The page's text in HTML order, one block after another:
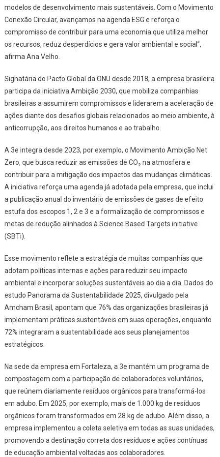
modelos de desenvolvimento mais sustentáveis. Com o Movimento
Conexão Circular, avançamos na agenda ESG e reforça o
compromisso de contribuir para uma economia que utiliza melhor
os recursos, reduz desperdícios e gera valor ambiental e social”,
afirma Ana Velho.
Signatária do Pacto Global da ONU desde 2018, a empresa brasileira
participa da iniciativa Ambição 2030, que mobiliza companhias
brasileiras a assumirem compromissos e liderarem a aceleração de
ações diante dos desafios globais relacionados ao meio ambiente, à
anticorrupção, aos direitos humanos e ao trabalho.
A 3e integra desde 2023, por exemplo, o Movimento Ambição Net
Zero, que busca reduzir as emissões de CO₂ na atmosfera e
contribuir para a mitigação dos impactos das mudanças climáticas.
A iniciativa reforça uma agenda já adotada pela empresa, que inclui
a publicação anual do inventário de emissões de gases de efeito
estufa dos escopos 1, 2 e 3 e a formalização de compromissos e
metas de redução alinhados à Science Based Targets initiative
(SBTi).
Esse movimento reflete a estratégia de muitas companhias que
adotam políticas internas e ações para reduzir seu impacto
ambiental e incorporar soluções sustentáveis ao dia a dia. Dados do
estudo Panorama da Sustentabilidade 2025, divulgado pela
Amcham Brasil, apontam que 76% das organizações brasileiras já
implementam práticas sustentáveis em suas operações, enquanto
72% integraram a sustentabilidade aos seus planejamentos
estratégicos.
Na sede da empresa em Fortaleza, a 3e mantém um programa de
compostagem com a participação de colaboradores voluntários,
que reúnem diariamente resíduos orgânicos para transformá-los
em adubo. Em 2025, por exemplo, mais de 1.000 kg de resíduos
orgânicos foram transformados em 28 kg de adubo. Além disso, a
empresa implementou a coleta seletiva em todas as suas unidades,
promovendo a destinação correta dos resíduos e ações contínuas
de educação ambiental voltadas aos colaboradores.